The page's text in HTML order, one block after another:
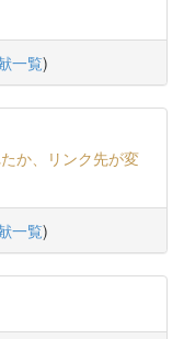
一覧)
か、リンク先が変
一覧)